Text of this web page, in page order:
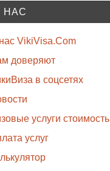
НАС
VikiVisa.Com
доверяют
в соцсетях
услуги стоимость
услуг